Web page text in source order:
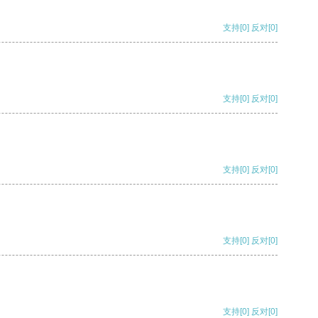
支持[0] 反对[0]
支持[0] 反对[0]
支持[0] 反对[0]
支持[0] 反对[0]
支持[0] 反对[0]